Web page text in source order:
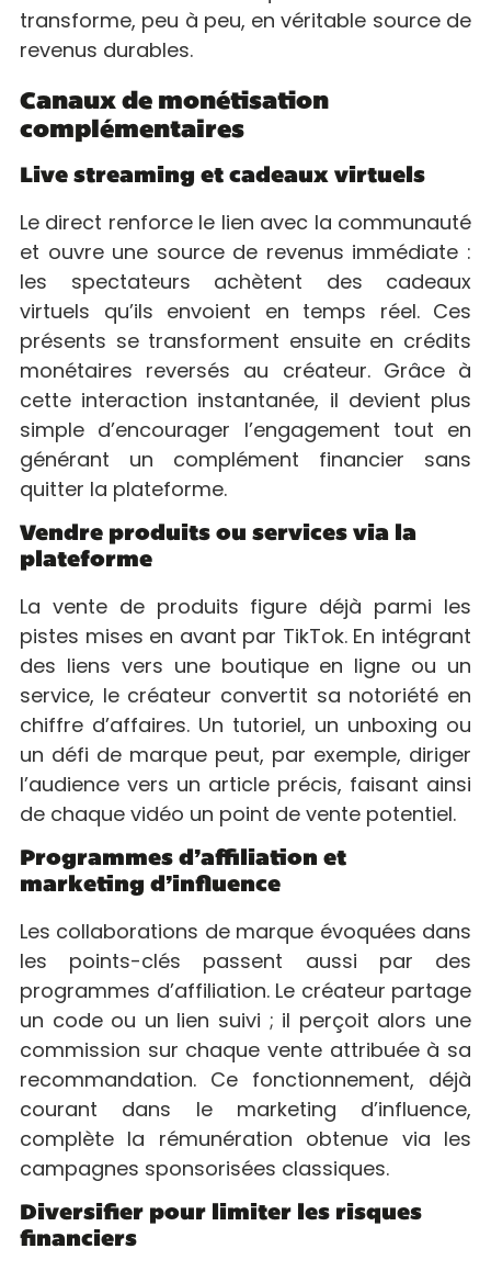
transforme, peu à peu, en véritable source de
revenus durables.
Canaux de monétisation
complémentaires
Live streaming et cadeaux virtuels
Le direct renforce le lien avec la communauté
et ouvre une source de revenus immédiate :
les spectateurs achètent des cadeaux
virtuels qu’ils envoient en temps réel. Ces
présents se transforment ensuite en crédits
monétaires reversés au créateur. Grâce à
cette interaction instantanée, il devient plus
simple d’encourager l’engagement tout en
générant un complément financier sans
quitter la plateforme.
Vendre produits ou services via la
plateforme
La vente de produits figure déjà parmi les
pistes mises en avant par TikTok. En intégrant
des liens vers une boutique en ligne ou un
service, le créateur convertit sa notoriété en
chiffre d’affaires. Un tutoriel, un unboxing ou
un défi de marque peut, par exemple, diriger
l’audience vers un article précis, faisant ainsi
de chaque vidéo un point de vente potentiel.
Programmes d’affiliation et
marketing d’influence
Les collaborations de marque évoquées dans
les points-clés passent aussi par des
programmes d’affiliation. Le créateur partage
un code ou un lien suivi ; il perçoit alors une
commission sur chaque vente attribuée à sa
recommandation. Ce fonctionnement, déjà
courant dans le marketing d’influence,
complète la rémunération obtenue via les
campagnes sponsorisées classiques.
Diversifier pour limiter les risques
financiers